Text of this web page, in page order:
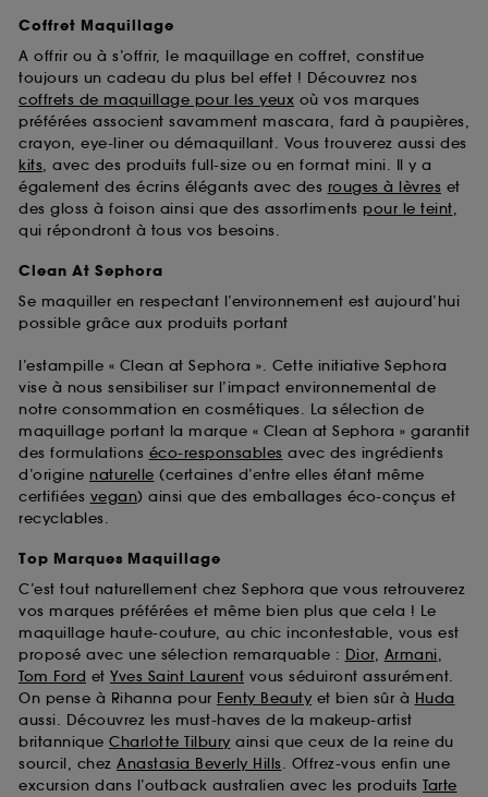
Coffret Maquillage
A offrir ou à s’offrir, le maquillage en coffret, constitue
toujours un cadeau du plus bel effet ! Découvrez nos
coffrets de maquillage pour les yeux où vos marques
préférées associent savamment mascara, fard à paupières,
crayon, eye-liner ou démaquillant. Vous trouverez aussi des
kits, avec des produits full-size ou en format mini. Il y a
également des écrins élégants avec des rouges à lèvres et
des gloss à foison ainsi que des assortiments pour le teint,
qui répondront à tous vos besoins.
Clean At Sephora
Se maquiller en respectant l’environnement est aujourd’hui
possible grâce aux produits portant
l’estampille « Clean at Sephora ». Cette initiative Sephora
vise à nous sensibiliser sur l’impact environnemental de
notre consommation en cosmétiques. La sélection de
maquillage portant la marque « Clean at Sephora » garantit
des formulations éco-responsables avec des ingrédients
d’origine naturelle (certaines d’entre elles étant même
certifiées vegan) ainsi que des emballages éco-conçus et
recyclables.
Top Marques Maquillage
C’est tout naturellement chez Sephora que vous retrouverez
vos marques préférées et même bien plus que cela ! Le
maquillage haute-couture, au chic incontestable, vous est
proposé avec une sélection remarquable : Dior, Armani,
Tom Ford et Yves Saint Laurent vous séduiront assurément.
On pense à Rihanna pour Fenty Beauty et bien sûr à Huda
aussi. Découvrez les must-haves de la makeup-artist
britannique Charlotte Tilbury ainsi que ceux de la reine du
sourcil, chez Anastasia Beverly Hills. Offrez-vous enfin une
excursion dans l’outback australien avec les produits Tarte